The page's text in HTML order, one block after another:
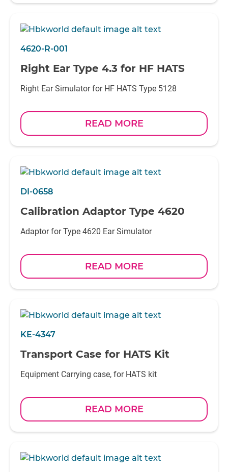
4620-R-001
Right Ear Type 4.3 for HF HATS
Right Ear Simulator for HF HATS Type 5128
READ MORE
DI-0658
Calibration Adaptor Type 4620
Adaptor for Type 4620 Ear Simulator
READ MORE
KE-4347
Transport Case for HATS Kit
Equipment Carrying case, for HATS kit
READ MORE